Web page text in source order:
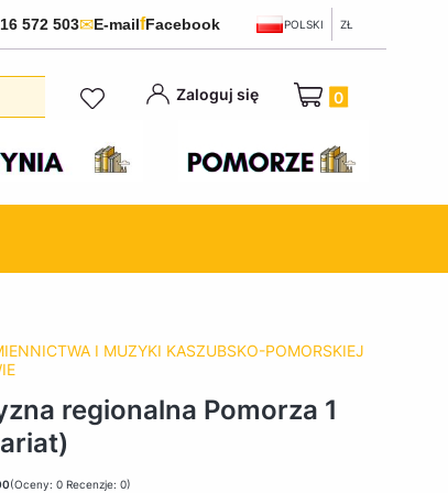
572 503✉E-mailfFacebook POLSKI ZŁ
Zaloguj się Produkty w
I MUZYKI KASZUBSKO-POMORSKIEJ
regionalna Pomorza 1
(Oceny: 0 Recenzje: 0)